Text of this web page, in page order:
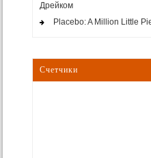
Дрейком
Placebo: A Million Little
Счетчики